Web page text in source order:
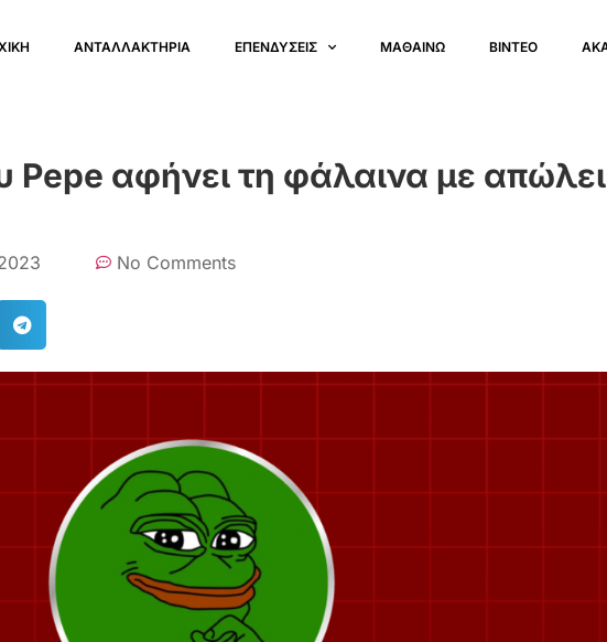
ΑΝΤΑΛΛΑΚΤΗΡΙΑ ΕΠΕΝΔΥΣΕΙΣ ΜΑΘΑΙΝΩ ΒΙΝΤΕΟ
Pepe αφήνει τη φάλαινα με
No Comments